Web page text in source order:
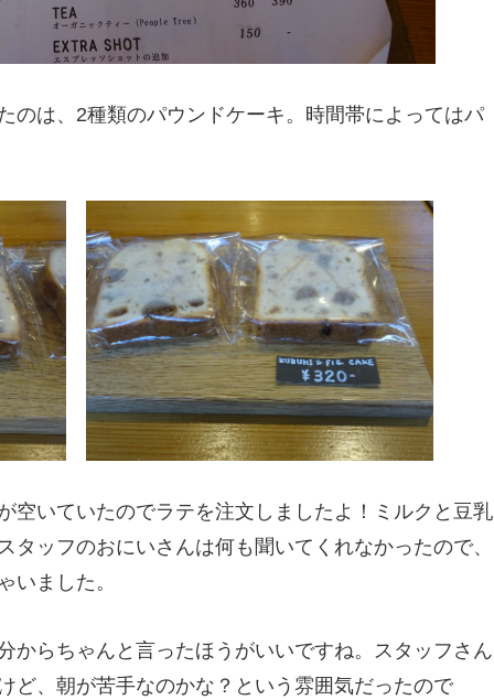
のは、2種類のパウンドケーキ。時間帯によってはパ
空いていたのでラテを注文しましたよ！ミルクと豆乳
タッフのおにいさんは何も聞いてくれなかったので、
いました。
からちゃんと言ったほうがいいですね。スタッフさん
ど、朝が苦手なのかな？という雰囲気だったので